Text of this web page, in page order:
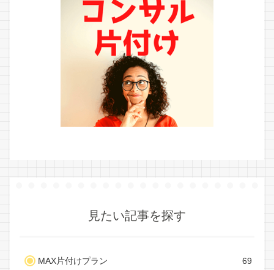
見たい記事を探す
MAX片付けプラン 69